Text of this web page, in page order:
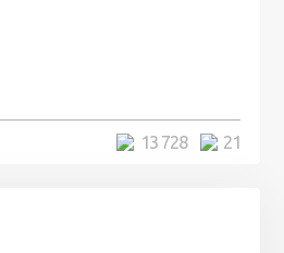
21
13 728